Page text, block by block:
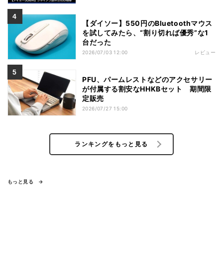
【ダイソー】550円のBluetoothマウス
を試してみたら、“割り切れば優秀”な1
台だった
2026/07/03 12:00 レビュー
PFU、パームレストなどのアクセサリー
が付属する割安なHHKBセット 期間限
定販売
2026/07/27 15:00
ランキングをもっと見る
もっと見る